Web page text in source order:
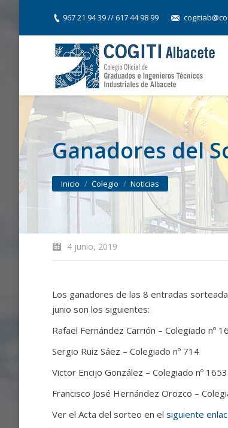
967 21 94 39 // 617 44 98 99
Ganadores del
You are here:
Inicio Colegio Noticias
4 junio, 2019
Los ganadores de las 8 entradas
junio son los siguientes:
Rafael Fernández Carrión – Colegiado nº
Sergio Ruiz Sáez – Colegiado nº 714
Victor Encijo González – Colegiado nº 1653
Francisco José Hernández Orozco –
Ver el Acta del sorteo en el siguiente